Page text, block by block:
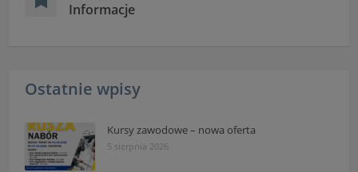
Informacje
Ostatnie wpisy
Kursy zawodowe – nowa oferta
5 sierpnia 2026